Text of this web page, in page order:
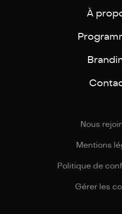
À
Nous
Mentions
Politique de
Gérer les